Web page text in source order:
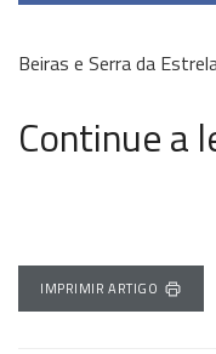
Beiras e Serra da
Continue a
IMPRIMIR ARTIGO